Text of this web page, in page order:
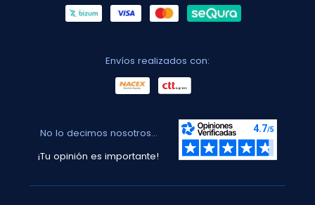
Envíos realizados con:
No lo decimos nosotros...
¡Tu opinión es importante!